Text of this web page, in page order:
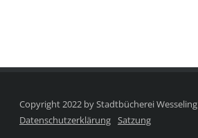
Copyright 2022 by Stadtbücherei Wesseling
Datenschutzerklärung Satzung